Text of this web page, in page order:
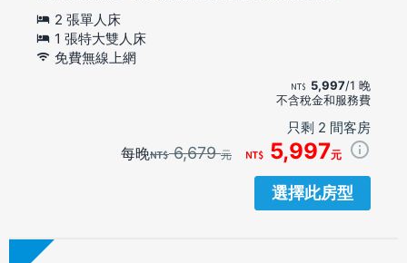
2 張單人床
1 張特大雙人床
免費無線上網
5,997/1 晚
不含稅金和服務費
只剩 2 間客房
每晚 6,679元 5,997元
選擇此房型